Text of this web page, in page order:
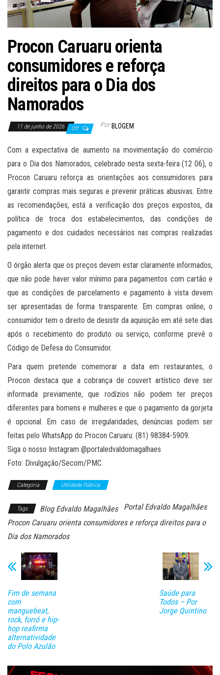
Procon Caruaru orienta
consumidores e reforça
direitos para o Dia dos
Namorados
11 de junho de 2026 Off Por BLOGEM
Com a expectativa de aumento na movimentação do comércio
para o Dia dos Namorados, celebrado nesta sexta-feira (12 06), o
Procon Caruaru reforça as orientações aos consumidores para
garantir compras mais seguras e prevenir práticas abusivas. Entre
as recomendações, está a verificação dos preços expostos, da
política de troca dos estabelecimentos, das condições de
pagamento e dos cuidados necessários nas compras realizadas
pela internet.
O órgão alerta que os preços devem estar claramente informados,
que não pode haver valor mínimo para pagamentos com cartão e
que as condições de parcelamento e pagamento à vista devem
ser apresentadas de forma transparente. Em compras online, o
consumidor tem o direito de desistir da aquisição em até sete dias
após o recebimento do produto ou serviço, conforme prevê o
Código de Defesa do Consumidor.
Para quem pretende comemorar a data em restaurantes, o
Procon destaca que a cobrança de couvert artístico deve ser
informada previamente, que rodízios não podem ter preços
diferentes para homens e mulheres e que o pagamento da gorjeta
é opcional. Em caso de irregularidades, denúncias podem ser
feitas pelo WhatsApp do Procon Caruaru: (81) 98384-5909.
Siga o nosso Instagram @portaledvaldomagalhaes
Foto: Divulgação/Secom/PMC
Categoria Utilidade Pública
Tags Blog Edvaldo Magalhães
Portal Edvaldo Magalhães
Procon Caruaru orienta consumidores e reforça direitos para o
Dia dos Namorados
Fim de semana
com
manguebeat,
rock, forró e hip-
hop reafirma
alternatividade
do Polo Azulão
Saúde para
Todos – Por
Jorge Quintino